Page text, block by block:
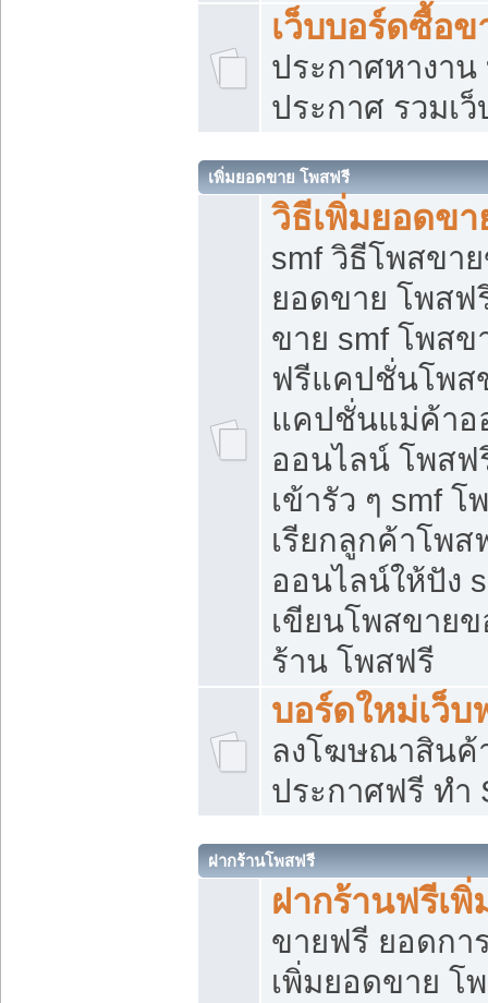
เว็บบอร์ดซื้อข
ประกาศหางาน
ประกาศ รวมเ
เพิ่มยอดขาย โพสฟรี
วิธีเพิ่มยอดข
smf วิธีโพสขา
ยอดขาย โพสฟ
ขาย smf โพส
ฟรีแคปชั่นโพส
แคปชั่นแม่ค้า
ออนไลน์ โพสฟ
เข้ารัว ๆ smf
เรียกลูกค้าโพส
ออนไลน์ให้ปัง
เขียนโพสขาย
ร้าน โพสฟรี
บอร์ดใหม่เว็บ
ลงโฆษณาสิน
ประกาศฟรี ทำ
ฝากร้านโพสฟรี
ฝากร้านฟรีเ
ขายฟรี ยอดกา
เพิ่มยอดขาย โ